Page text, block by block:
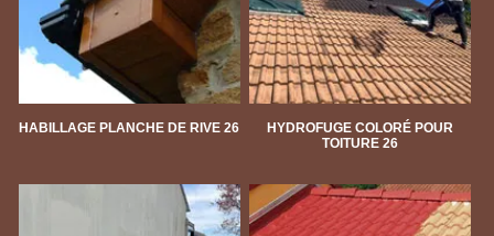
HABILLAGE PLANCHE DE RIVE 26
HYDROFUGE COLORÉ POUR
TOITURE 26